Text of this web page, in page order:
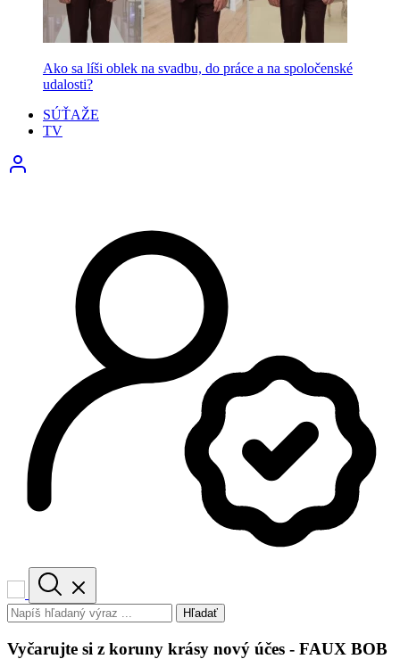
Ako sa líši oblek na svadbu, do práce a na spoločenské
udalosti?
SÚŤAŽE
TV
Hľadať
Vyčarujte si z koruny krásy nový účes - FAUX BOB